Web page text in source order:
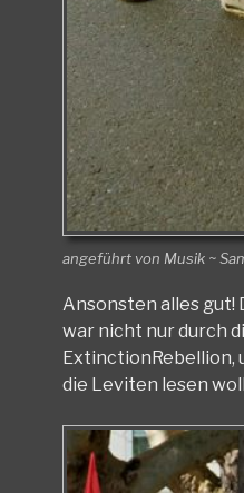
angeführt von Musik ~
Ansonsten alles gut!
war nicht nur durch
ExtinctionRebellion,
die Leviten lesen